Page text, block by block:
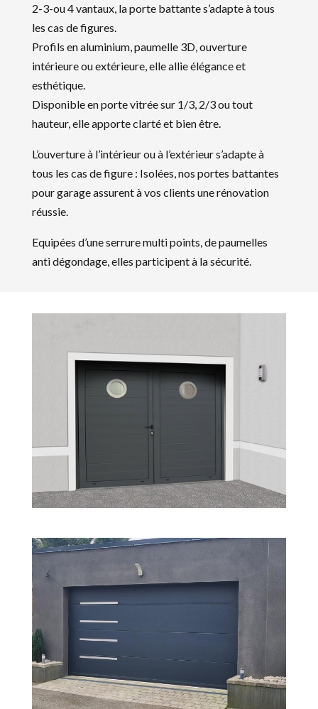
2-3-ou 4 vantaux, la porte battante s’adapte à tous
les cas de figures.
Profils en aluminium, paumelle 3D, ouverture
intérieure ou extérieure, elle allie élégance et
esthétique.
Disponible en porte vitrée sur 1/3, 2/3 ou tout
hauteur, elle apporte clarté et bien être.
L’ouverture à l’intérieur ou à l’extérieur s’adapte à
tous les cas de figure : Isolées, nos portes battantes
pour garage assurent à vos clients une rénovation
réussie.
Equipées d’une serrure multi points, de paumelles
anti dégondage, elles participent à la sécurité.